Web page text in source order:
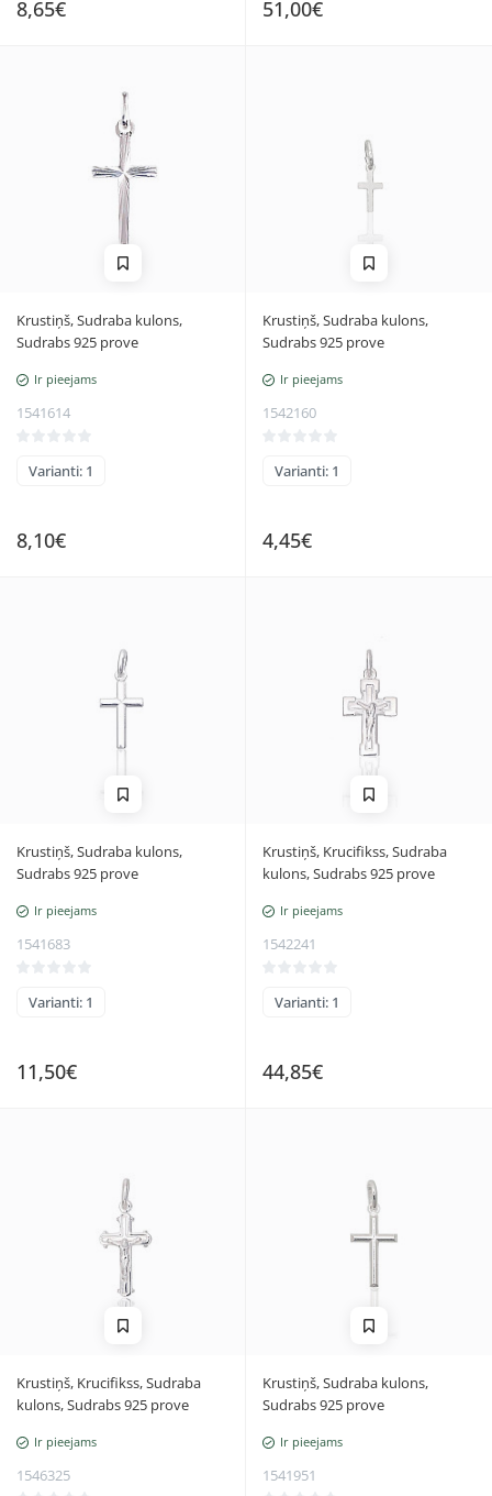
8,65€ 51,00€
Krustiņš, Sudraba kulons,
Sudrabs 925 prove
Ir pieejams
1541614
Varianti: 1
8,10€
Krustiņš, Sudraba kulons,
Sudrabs 925 prove
Ir pieejams
1542160
Varianti: 1
4,45€
Krustiņš, Sudraba kulons,
Sudrabs 925 prove
Ir pieejams
1541683
Varianti: 1
11,50€
Krustiņš, Krucifikss, Sudraba
kulons, Sudrabs 925 prove
Ir pieejams
1542241
Varianti: 1
44,85€
Krustiņš, Krucifikss, Sudraba
kulons, Sudrabs 925 prove
Ir pieejams
1546325
Krustiņš, Sudraba kulons,
Sudrabs 925 prove
Ir pieejams
1541951